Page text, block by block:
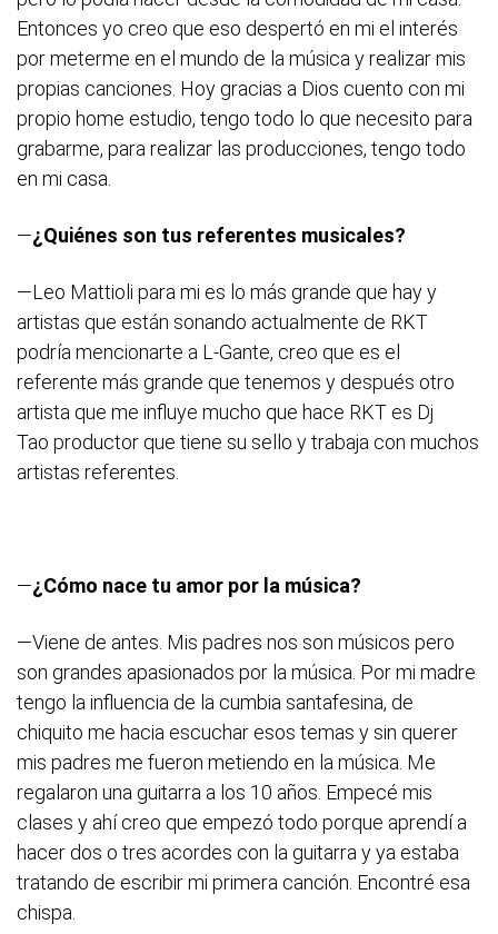
Entonces yo creo que eso despertó en mi el interés
por meterme en el mundo de la música y realizar mis
propias canciones. Hoy gracias a Dios cuento con mi
propio home estudio, tengo todo lo que necesito para
grabarme, para realizar las producciones, tengo todo
en mi casa.
—¿Quiénes son tus referentes musicales?
—Leo Mattioli para mi es lo más grande que hay y
artistas que están sonando actualmente de RKT
podría mencionarte a L-Gante, creo que es el
referente más grande que tenemos y después otro
artista que me influye mucho que hace RKT es Dj
Tao productor que tiene su sello y trabaja con muchos
artistas referentes.
—¿Cómo nace tu amor por la música?
—Viene de antes. Mis padres nos son músicos pero
son grandes apasionados por la música. Por mi madre
tengo la influencia de la cumbia santafesina, de
chiquito me hacia escuchar esos temas y sin querer
mis padres me fueron metiendo en la música. Me
regalaron una guitarra a los 10 años. Empecé mis
clases y ahí creo que empezó todo porque aprendí a
hacer dos o tres acordes con la guitarra y ya estaba
tratando de escribir mi primera canción. Encontré esa
chispa.